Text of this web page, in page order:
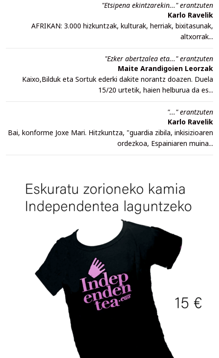
"Etsipena ekintzarekin..." erantzuten
Karlo Ravelik
AFRIKAN: 3.000 hizkuntzak, kulturak, herriak, bixitasunak,
altxorrak...
"Ezker abertzalea eta..." erantzuten
Maite Arandigoien Leorzak
Kaixo,Bilduk eta Sortuk ederki dakite norantz doazen. Duela
15/20 urtetik, haien helburua da es...
"..." erantzuten
Karlo Ravelik
Bai, konforme Joxe Mari. Hitzkuntza, "guardia zibila, inkisizioaren
ordezkoa, Espainiaren muina...